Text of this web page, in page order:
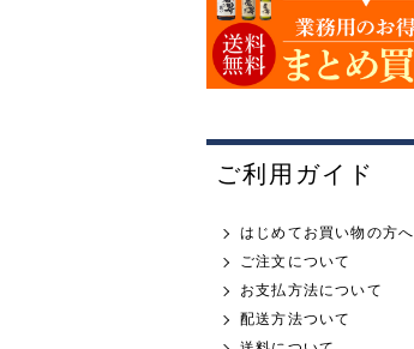
ご利用ガイド
はじめてお買い物の方へ
ご注文について
お支払方法について
配送方法ついて